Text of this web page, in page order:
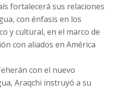
fortalecerá sus relaciones
con énfasis en los
y cultural, en el marco de
con aliados en América
con el nuevo
Araqchi instruyó a su